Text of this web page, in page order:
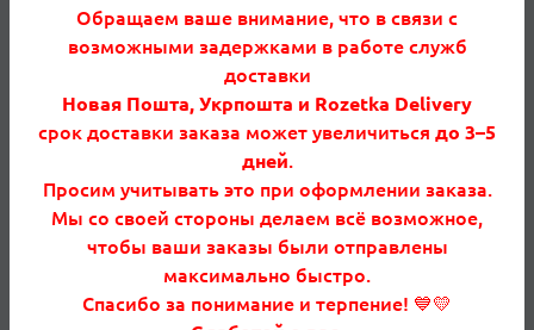
кошек
• Формат 3.5 кг — практичен для регулярного
Состав
Дегидратированные белки птицы, рис, кукуруза,
животные жиры, гидролизованные белки,
растительная клетчатка, минеральные вещества,
рыбий жир, дрожжи, витамины и микроэлементы.
Обращаем ваше внимание, что в связи с
возможными задержками в работе служб
доставки
Новая Пошта, Укрпошта и Rozetka Delivery
срок доставки заказа может увеличиться до 3–5
дней.
Просим учитывать это при оформлении заказа.
Мы со своей стороны делаем всё возможное,
чтобы ваши заказы были отправлены
максимально быстро.
Спасибо за понимание и терпение! 💙💛